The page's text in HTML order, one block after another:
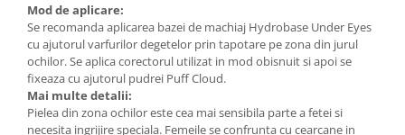
Mod de aplicare:
Se recomanda aplicarea bazei de machiaj Hydrobase Under Eyes
cu ajutorul varfurilor degetelor prin tapotare pe zona din jurul
ochilor. Se aplica corectorul utilizat in mod obisnuit si apoi se
fixeaza cu ajutorul pudrei Puff Cloud.
Mai multe detalii:
Pielea din zona ochilor este cea mai sensibila parte a fetei si
necesita ingrijire speciala. Femeile se confrunta cu cearcane in